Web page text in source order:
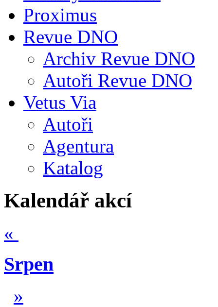
Proximus
Revue DNO
Archiv Revue DNO
Autoři Revue DNO
Vetus Via
Autoři
Agentura
Katalog
Kalendář akcí
«
Srpen
»